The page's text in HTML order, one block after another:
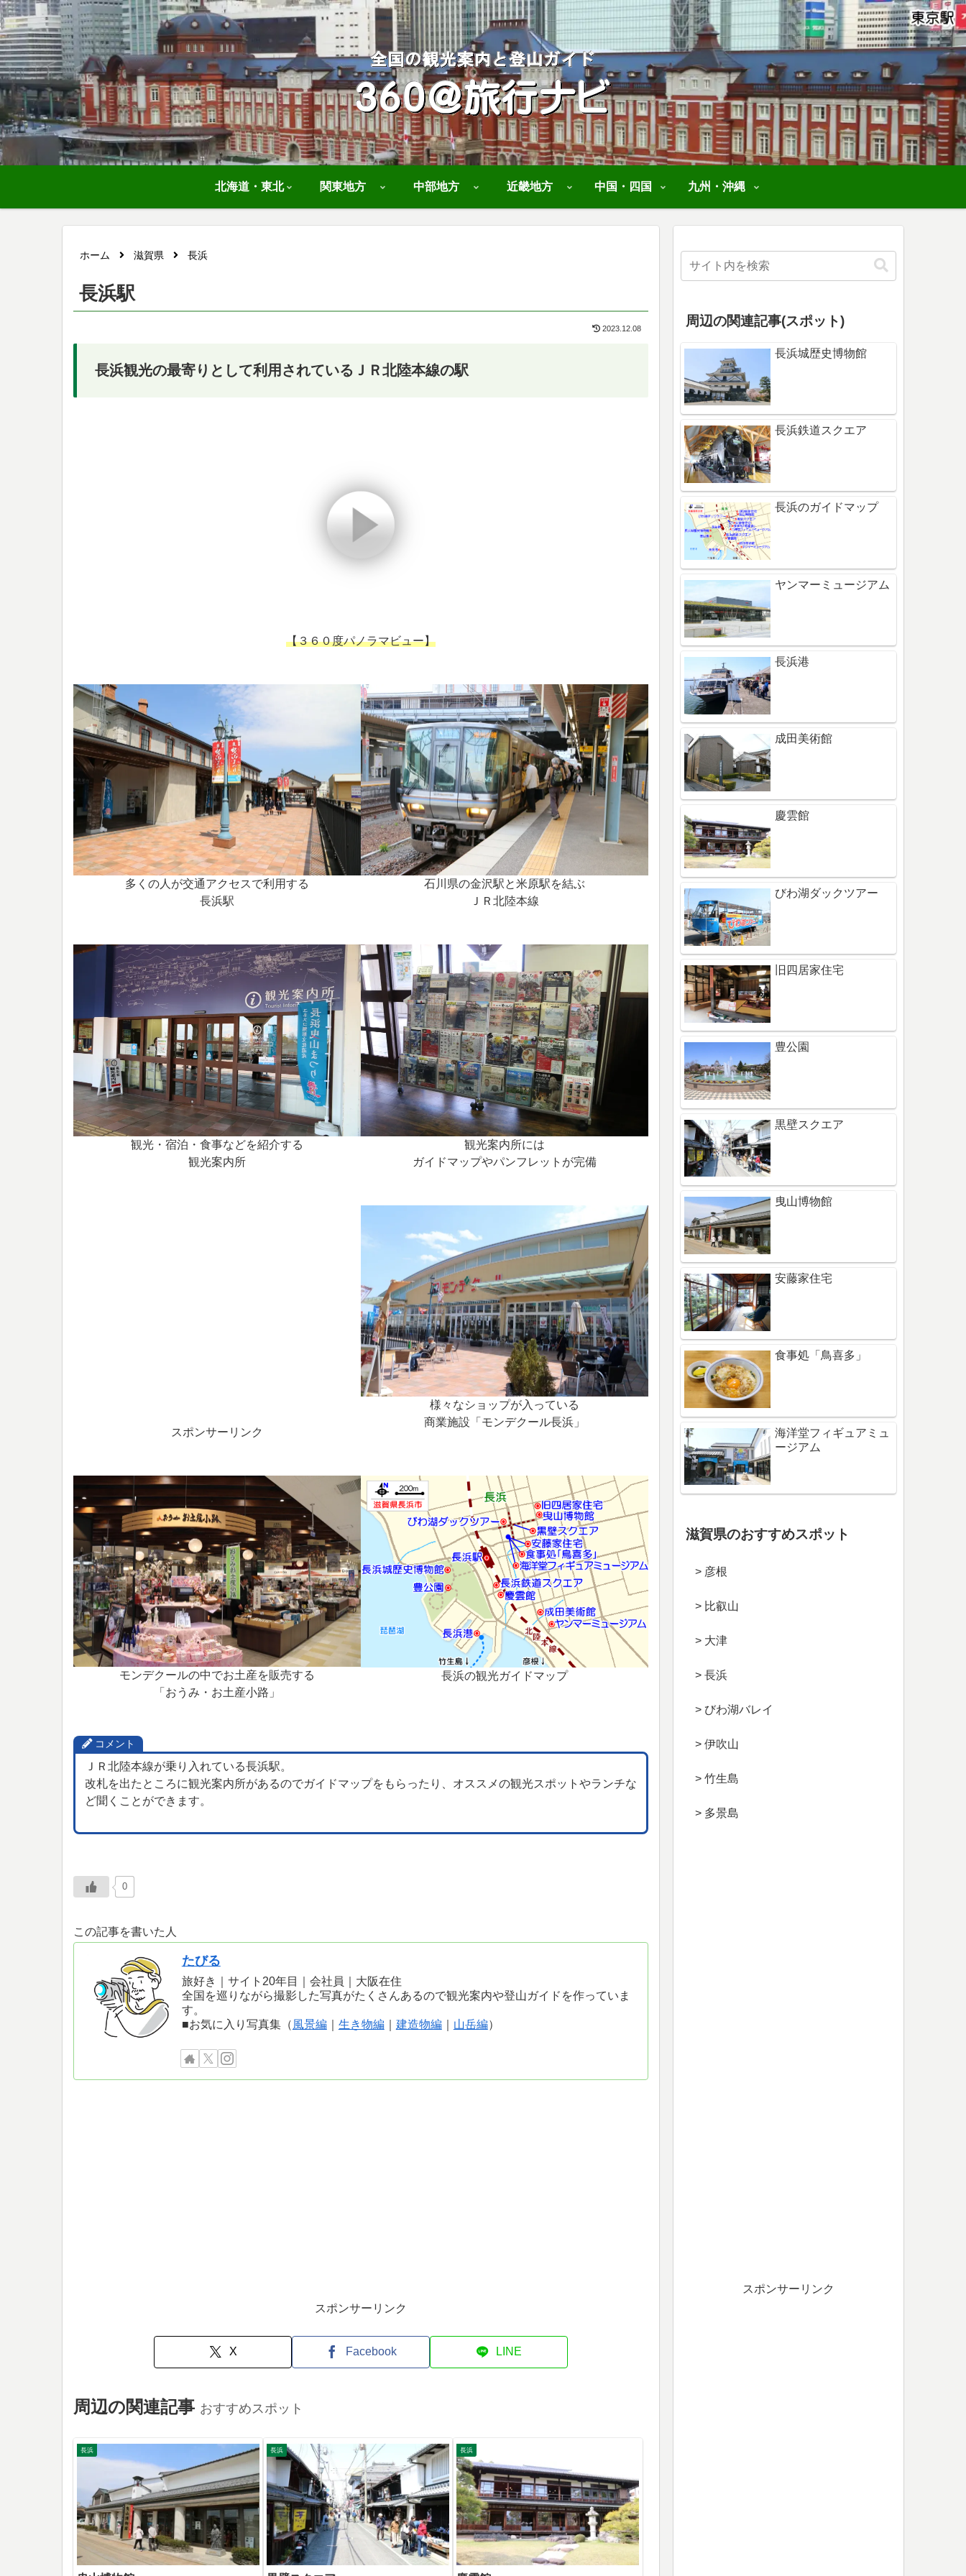
北海道・東北 関東地方 中部地方 近畿地方 中国・四国 九州・沖縄
ホーム 滋賀県 長浜
長浜駅
2023.12.08
長浜観光の最寄りとして利用されているＪＲ北陸本線の駅
【３６０度パノラマビュー】
多くの人が交通アクセスで利用する
長浜駅
石川県の金沢駅と米原駅を結ぶ
ＪＲ北陸本線
観光・宿泊・食事などを紹介する
観光案内所
観光案内所には
ガイドマップやパンフレットが完備
スポンサーリンク
様々なショップが入っている
商業施設「モンデクール長浜」
モンデクールの中でお土産を販売する
「おうみ・お土産小路」
長浜の観光ガイドマップ
コメント
ＪＲ北陸本線が乗り入れている長浜駅。
改札を出たところに観光案内所があるのでガイドマップをもらったり、オススメの観光スポットやランチな
ど聞くことができます。
0
この記事を書いた人
たびる
旅好き｜サイト20年目｜会社員｜大阪在住
全国を巡りながら撮影した写真がたくさんあるので観光案内や登山ガイドを作っていま
す。
■お気に入り写真集（ 風景編｜ 生き物編｜ 建造物編｜ 山岳編）
スポンサーリンク
X Facebook LINE
周辺の関連記事 おすすめスポット
長浜 長浜 長浜
周辺の関連記事(スポット)
長浜城歴史博物館
長浜鉄道スクエア
長浜のガイドマップ
ヤンマーミュージアム
長浜港
成田美術館
慶雲館
びわ湖ダックツアー
旧四居家住宅
豊公園
黒壁スクエア
曳山博物館
安藤家住宅
食事処「鳥喜多」
海洋堂フィギュアミュ
ージアム
滋賀県のおすすめスポット
> 彦根
> 比叡山
> 大津
> 長浜
> びわ湖バレイ
> 伊吹山
> 竹生島
> 多景島
スポンサーリンク